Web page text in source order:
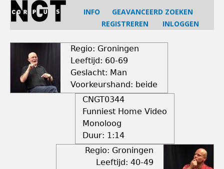
Jump
navigation
INFO
GEAVANCEERD ZOEKEN
REGISTREREN
INLOGGEN
Regio: Groningen
Leeftijd: 60-69
Geslacht: Man
Voorkeurshand: beide
CNGT0344
Funniest Home Video
Monoloog
Duur: 1:14
Regio: Groningen
Leeftijd: 40-49